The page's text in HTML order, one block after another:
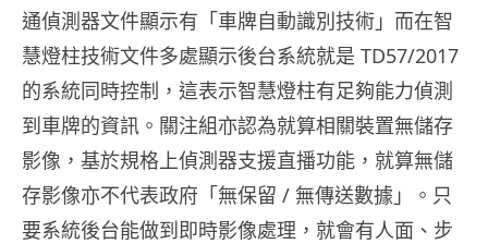
通偵測器文件顯示有「車牌自動識別技術」而在智
慧燈柱技術文件多處顯示後台系統就是 TD57/2017
的系統同時控制，這表示智慧燈柱有足夠能力偵測
到車牌的資訊。關注組亦認為就算相關裝置無儲存
影像，基於規格上偵測器支援直播功能，就算無儲
存影像亦不代表政府「無保留 / 無傳送數據」。只
要系統後台能做到即時影像處理，就會有人面、步